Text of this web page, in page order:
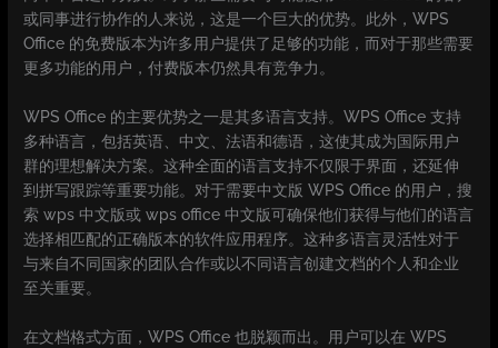
或同事进行协作的人来说，这是一个巨大的优势。此外，WPS
Office 的免费版本为许多用户提供了足够的功能，而对于那些需要
更多功能的用户，付费版本仍然具有竞争力。
WPS Office 的主要优势之一是其多语言支持。WPS Office 支持
多种语言，包括英语、中文、法语和德语，这使其成为国际用户
群的理想解决方案。这种全面的语言支持不仅限于界面，还延伸
到拼写跟踪等重要功能。对于需要中文版 WPS Office 的用户，搜
索 wps 中文版或 wps office 中文版可确保他们获得与他们的语言
选择相匹配的正确版本的软件应用程序。这种多语言灵活性对于
与来自不同国家的团队合作或以不同语言创建文档的个人和企业
至关重要。
在文档格式方面，WPS Office 也脱颖而出。用户可以在 WPS